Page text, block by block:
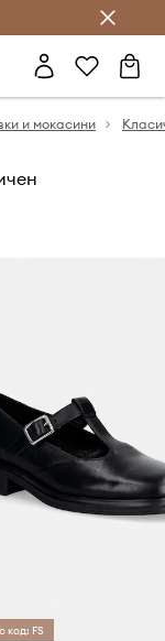
и мокасини
код: FS